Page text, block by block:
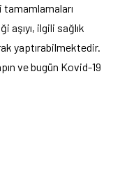
tamamlamaları
aşıyı, ilgili sağlık
yaptırabilmektedir.
ve bugün Kovid-19